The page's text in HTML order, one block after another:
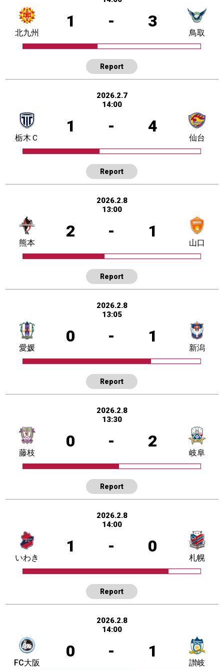
1 - 3
北九州 鳥取
Report
2026.2.7
14:00
1 - 4
栃木Ｃ 仙台
Report
2026.2.8
13:00
2 - 1
熊本 山口
Report
2026.2.8
13:05
0 - 1
愛媛 新潟
Report
2026.2.8
13:30
0 - 2
藤枝 岐阜
Report
2026.2.8
14:00
1 - 0
いわき 札幌
Report
2026.2.8
14:00
0 - 1
FC大阪 讃岐